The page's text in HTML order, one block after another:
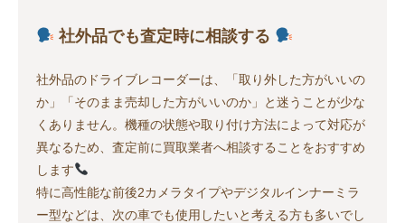
社外品でも査定時に相談する
社外品のドライブレコーダーは、「取り外した方がいいの
か」「そのまま売却した方がいいのか」と迷うことが少な
くありません。機種の状態や取り付け方法によって対応が
異なるため、査定前に買取業者へ相談することをおすすめ
します
特に高性能な前後2カメラタイプやデジタルインナーミラ
ー型などは、次の車でも使用したいと考える方も多いでし